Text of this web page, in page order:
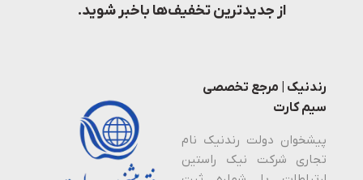
از جدیدترین تخفیف‌ها باخبر شوید.
رندنیک | مرجع تخصصی
سیم کارت
پیشخوان دولت رندنیک نام
تجاری شرکت نیک راستین